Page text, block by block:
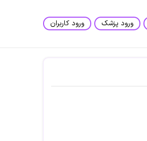
ورود پزشک ورود کاربران